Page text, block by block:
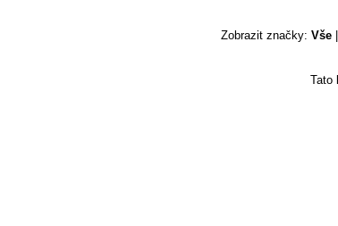
Zobrazit značky: Vše|
Tato